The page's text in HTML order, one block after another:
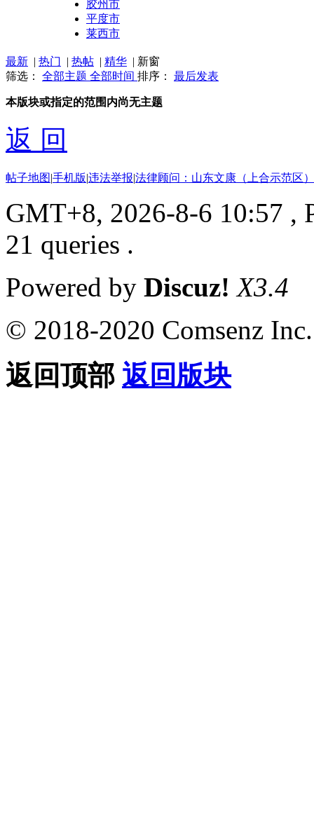
胶州市
平度市
莱西市
最新 | 热门 | 热帖 | 精华 | 新窗
筛选： 全部主题 全部时间 排序： 最后发表
本版块或指定的范围内尚无主题
返 回
帖子地图|手机版|违法举报|法律顾问：山东文康（上合示范区
GMT+8, 2026-8-6 10:57 ,
21 queries .
Powered by Discuz! X3.4
© 2018-2020 Comsenz Inc.
返回顶部 返回版块